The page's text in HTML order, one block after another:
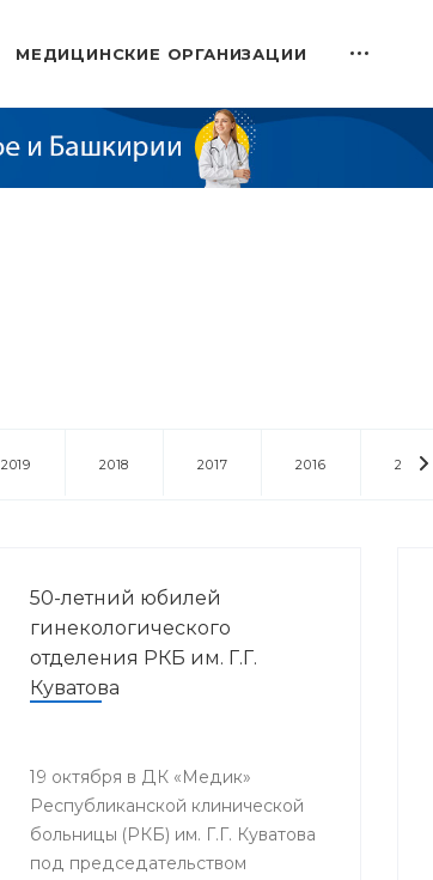
МЕДИЦИНСКИЕ ОРГАНИЗАЦИИ
2019 2018 2017 2016 2014
50-летний юбилей
гинекологического
отделения РКБ им. Г.Г.
Куватова
19 октября в ДК «Медик»
Республиканской клинической
больницы (РКБ) им. Г.Г. Куватова
под председательством